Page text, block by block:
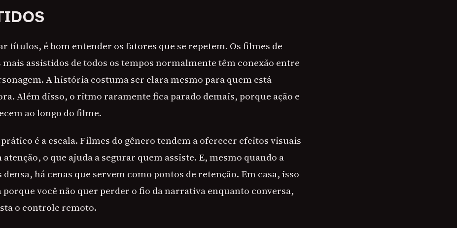
títulos, é bom entender os fatores que se repetem. Os filmes de
assistidos de todos os tempos normalmente têm conexão entre
A história costuma ser clara mesmo para quem está
Além disso, o ritmo raramente fica parado demais, porque ação e
ao longo do filme.
é a escala. Filmes do gênero tendem a oferecer efeitos visuais
o que ajuda a segurar quem assiste. E, mesmo quando a
há cenas que servem como pontos de retenção. Em casa, isso
porque você não quer perder o fio da narrativa enquanto conversa,
o controle remoto.